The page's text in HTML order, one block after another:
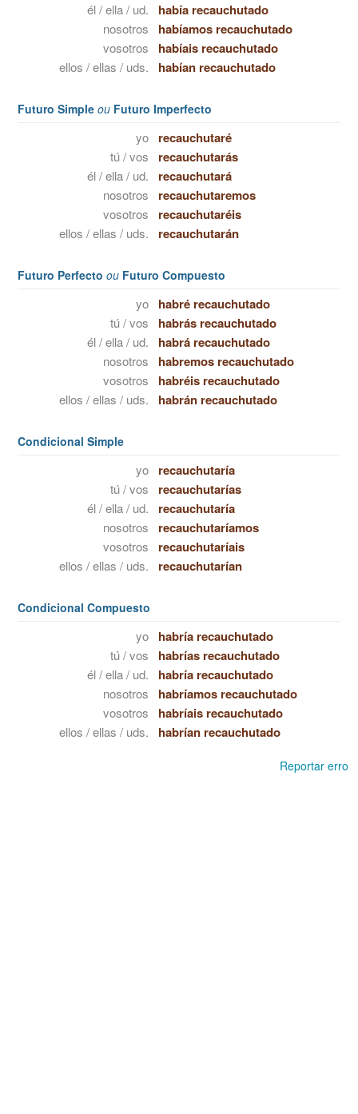
él / ella / ud. había recauchutado
nosotros habíamos recauchutado
vosotros habíais recauchutado
ellos / ellas / uds. habían recauchutado
Futuro Simple ou Futuro Imperfecto
yo recauchutaré
tú / vos recauchutarás
él / ella / ud. recauchutará
nosotros recauchutaremos
vosotros recauchutaréis
ellos / ellas / uds. recauchutarán
Futuro Perfecto ou Futuro Compuesto
yo habré recauchutado
tú / vos habrás recauchutado
él / ella / ud. habrá recauchutado
nosotros habremos recauchutado
vosotros habréis recauchutado
ellos / ellas / uds. habrán recauchutado
Condicional Simple
yo recauchutaría
tú / vos recauchutarías
él / ella / ud. recauchutaría
nosotros recauchutaríamos
vosotros recauchutaríais
ellos / ellas / uds. recauchutarían
Condicional Compuesto
yo habría recauchutado
tú / vos habrías recauchutado
él / ella / ud. habría recauchutado
nosotros habríamos recauchutado
vosotros habríais recauchutado
ellos / ellas / uds. habrían recauchutado
Reportar erro